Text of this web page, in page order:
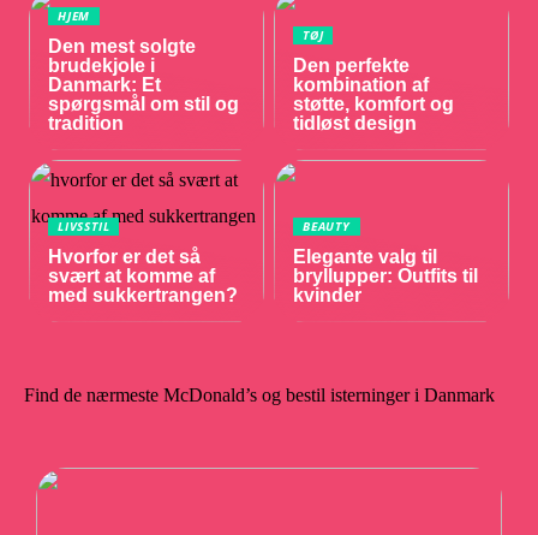
HJEM
Den mest solgte
brudekjole i
Danmark: Et
spørgsmål om stil og
tradition
TØJ
Den perfekte
kombination af
støtte, komfort og
tidløst design
LIVSSTIL
Hvorfor er det så
svært at komme af
med sukkertrangen?
BEAUTY
Elegante valg til
bryllupper: Outfits til
kvinder
Find de nærmeste McDonald’s og bestil isterninger i Danmark